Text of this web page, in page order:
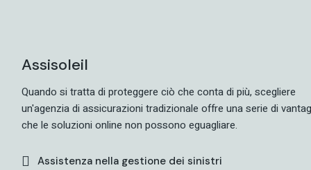
Assisoleil
Quando si tratta di proteggere ciò che conta di più, scegliere
un'agenzia di assicurazioni tradizionale offre una serie di
che le soluzioni online non possono eguagliare.
Assistenza nella gestione dei sinistri